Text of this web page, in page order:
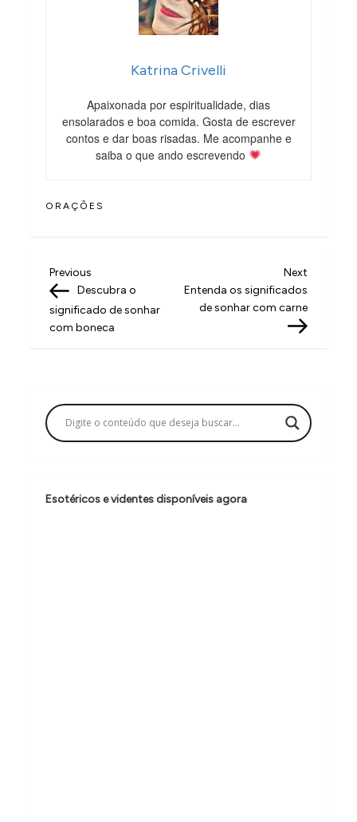
Katrina Crivelli
Apaixonada por espiritualidade, dias
ensolarados e boa comida. Gosta de escrever
contos e dar boas risadas. Me acompanhe e
saiba o que ando escrevendo
ORAÇÕES
N
a
v
a
ç
o
d
Previous
Post
Previous
Descubra o
significado de sonhar
com boneca
Next
Post
Next
Entenda os significados
de sonhar com carne
Esotéricos e videntes disponíveis agora